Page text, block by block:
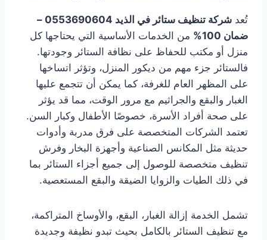
تُعد
شركة تنظيف ستائر في الذيد 0553690604 –
ضمان 100%
من الخدمات الأساسية التي يحتاجها كل
منزل أو مكتب للحفاظ على نظافة الستائر وجودتها.
فالستائر جزء مهم من ديكور المنزل، وتؤثر اتساخها
على المظهر العام للغرفة، كما يمكن أن تتجمع عليها
الغبار والبقع والجراثيم مع مرور الوقت، مما قد يؤثر
على صحة أفراد الأسرة، خصوصًا الأطفال وكبار السن.
تعتمد الشركات المتخصصة على فرق مدربة وأدوات
حديثة مثل المكانس الصناعية وأجهزة البخار وفرش
تنظيف متخصصة للوصول إلى جميع أجزاء الستائر بما
في ذلك الطيات والزوايا الضيقة والبقع المستعصية.
تشمل الخدمة إزالة الغبار، البقع، والأوساخ المتراكمة،
مع تنظيف الستائر بالكامل بحيث تبدو نظيفة وجديدة